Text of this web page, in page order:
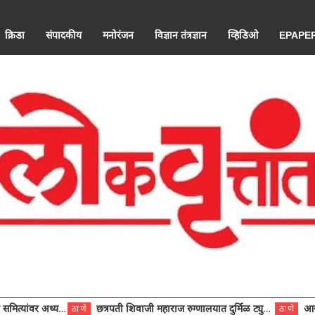
क्रिडा संपादकीय मनोरंजन विज्ञान तंत्रज्ञान व्हिडिओ
अध्यक्ष विराजमान ठाणे छत्रपती शिवाजी महाराज रुग्णालयात दुर्मिळ ट्युमरची यशस्वी शस्त्रक्रिया ठाणे आरोग्य